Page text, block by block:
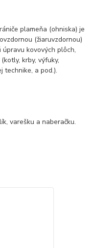
plameňa (ohniska) je
(žiaruvzdornou)
kovových plôch,
krby, výfuky,
technike, a pod.).
varešku a naberačku.